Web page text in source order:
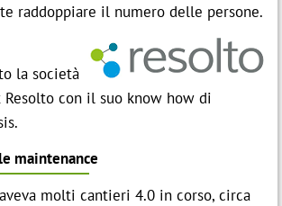
raddoppiare il numero delle persone.
la società
con il suo know how di
maintenance
molti cantieri 4.0 in corso, circa